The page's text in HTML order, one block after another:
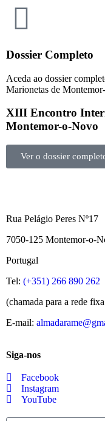
Dossier Completo
Aceda ao dossier
Marionetas de
XIII Encontro
Montemor-o-Novo
Ver o dossier
Rua Pelágio Peres Nº17
7050-125 Montemor-o-
Portugal
Tel: (+351) 266 890 262
(chamada para a rede
E-mail:
Siga-nos
Facebook
Instagram
YouTube